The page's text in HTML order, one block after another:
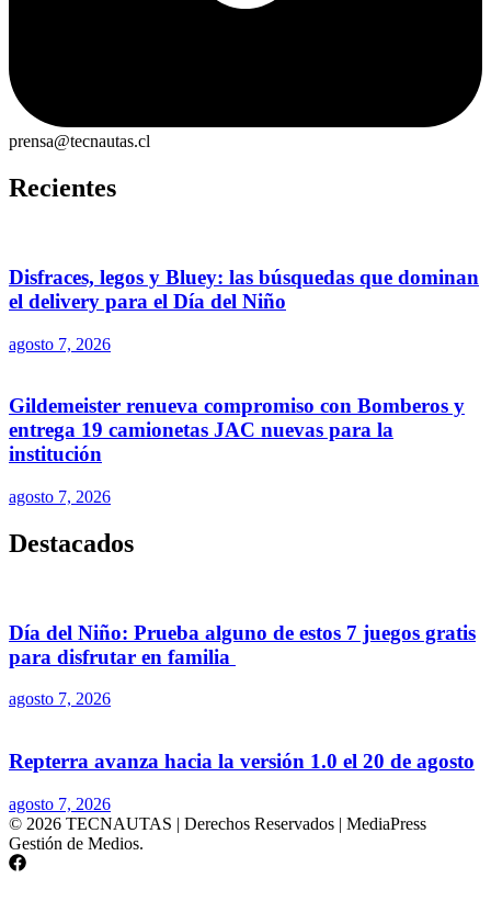
prensa@tecnautas.cl
Recientes
Disfraces, legos y Bluey: las búsquedas que dominan
el delivery para el Día del Niño
agosto 7, 2026
Gildemeister renueva compromiso con Bomberos y
entrega 19 camionetas JAC nuevas para la
institución
agosto 7, 2026
Destacados
Día del Niño: Prueba alguno de estos 7 juegos gratis
para disfrutar en familia
agosto 7, 2026
Repterra avanza hacia la versión 1.0 el 20 de agosto
agosto 7, 2026
© 2026 TECNAUTAS | Derechos Reservados | MediaPress
Gestión de Medios.